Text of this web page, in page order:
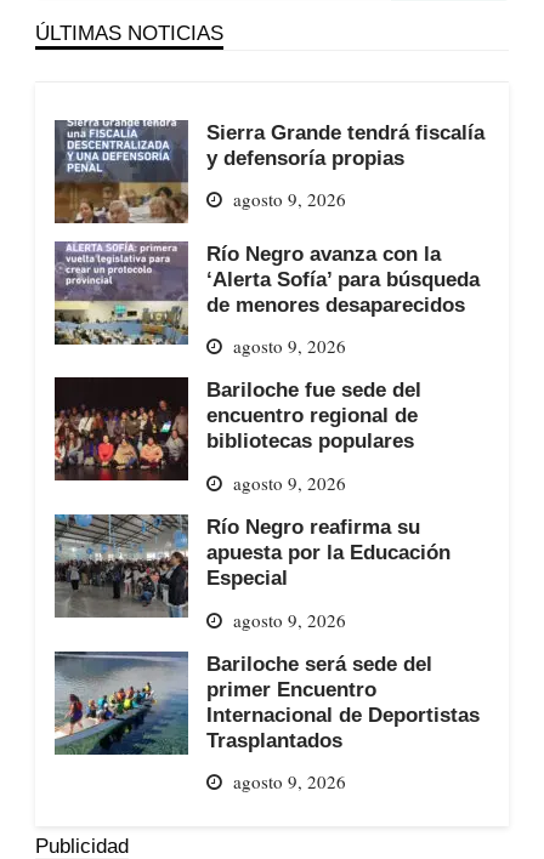
ÚLTIMAS NOTICIAS
Sierra Grande tendrá fiscalía
y defensoría propias
agosto 9, 2026
Río Negro avanza con la
‘Alerta Sofía’ para búsqueda
de menores desaparecidos
agosto 9, 2026
Bariloche fue sede del
encuentro regional de
bibliotecas populares
agosto 9, 2026
Río Negro reafirma su
apuesta por la Educación
Especial
agosto 9, 2026
Bariloche será sede del
primer Encuentro
Internacional de Deportistas
Trasplantados
agosto 9, 2026
Publicidad